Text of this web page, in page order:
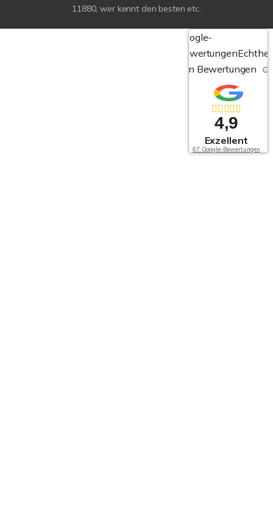
11880, wer kennt den besten etc.
Google-
Bewertungen
von Bewertungen
4,9
Exzellent
67 Google-Bewertungen